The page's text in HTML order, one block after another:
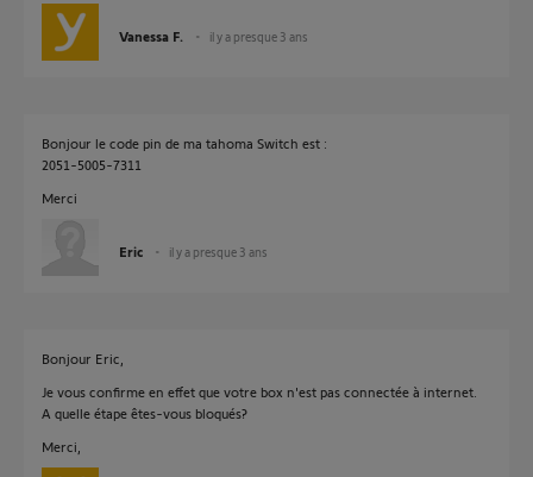
Vanessa F. il y a presque 3 ans
Bonjour le code pin de ma tahoma Switch est :
2051-5005-7311
Merci
Eric il y a presque 3 ans
Bonjour Eric,
Je vous confirme en effet que votre box n'est pas connectée à internet.
A quelle étape êtes-vous bloqués?
Merci,